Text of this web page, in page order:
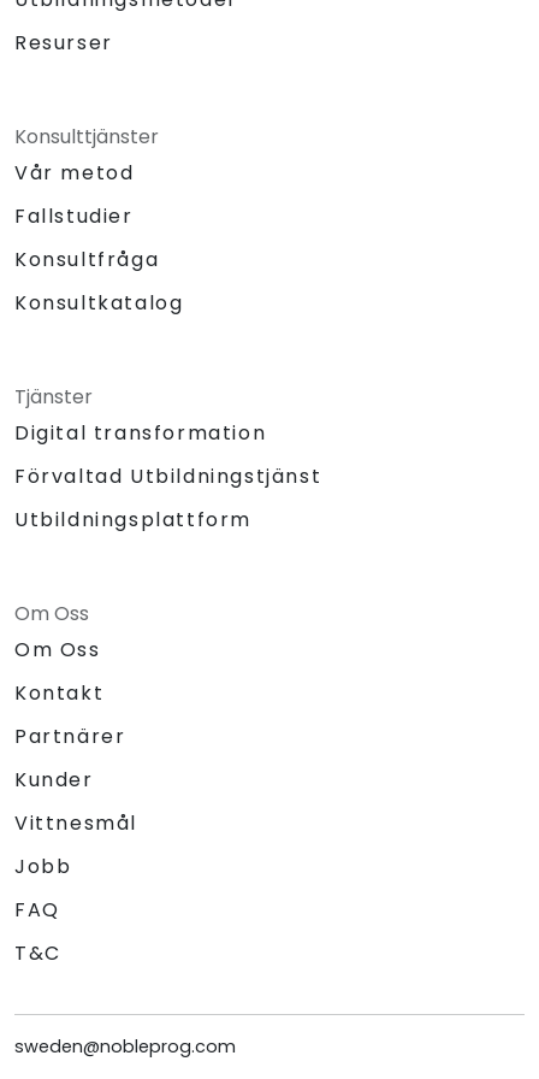
Resurser
Konsulttjänster
Vår metod
Fallstudier
Konsultfråga
Konsultkatalog
Tjänster
Digital transformation
Förvaltad Utbildningstjänst
Utbildningsplattform
Om Oss
Om Oss
Kontakt
Partnärer
Kunder
Vittnesmål
Jobb
FAQ
T&C
sweden@nobleprog.com